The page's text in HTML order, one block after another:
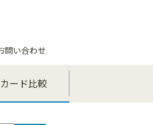
問い合わせ
カード比較